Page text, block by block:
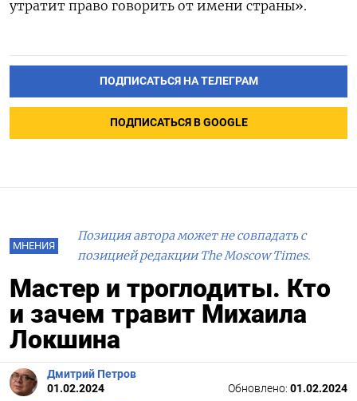
утратит право говорить от имени страны».
ПОДПИСАТЬСЯ НА ТЕЛЕГРАМ
ПОДПИСАТЬСЯ В GOOGLE
МНЕНИЯ
Позиция автора может не совпадать с
позицией редакции The Moscow Times.
Мастер и троглодиты. Кто
и зачем травит Михаила
Локшина
Дмитрий Петров
01.02.2024
Обновлено: 01.02.2024